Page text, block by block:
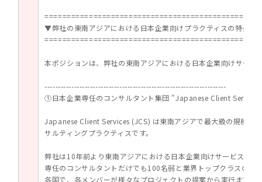
▼弊社の東南アジアにおける日本企業向けプラクティスの特長
本ポジションは、弊社の東南アジアにおける日本企業向けサービ
--------------------------------------------------------------------
①日本企業専任のコンサルタント集団 "Japanese Client
Japanese Client Services (JCS) は東南アジアで最大級の規模を
サルティングプラクティスです。
弊社は10年前より東南アジアにおける日本企業向けサービスを
専任のコンサルタントだけでも100名弱と業界トップクラスの規
各国で、各メンバーが様々なプロジェクトの提案から実行まで参